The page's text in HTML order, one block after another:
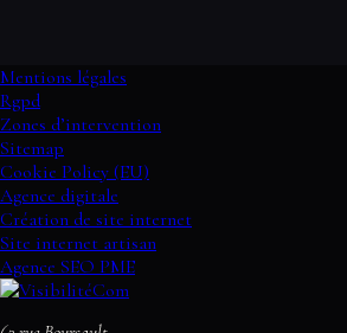
Mentions légales
Rgpd
Zones d’intervention
Sitemap
Cookie Policy (EU)
Agence digitale
Création de site internet
Site internet artisan
Agence SEO PME